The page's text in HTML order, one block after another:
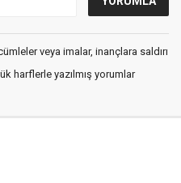
veya imalar, inançlara saldırı
harflerle yazılmış yorumlar